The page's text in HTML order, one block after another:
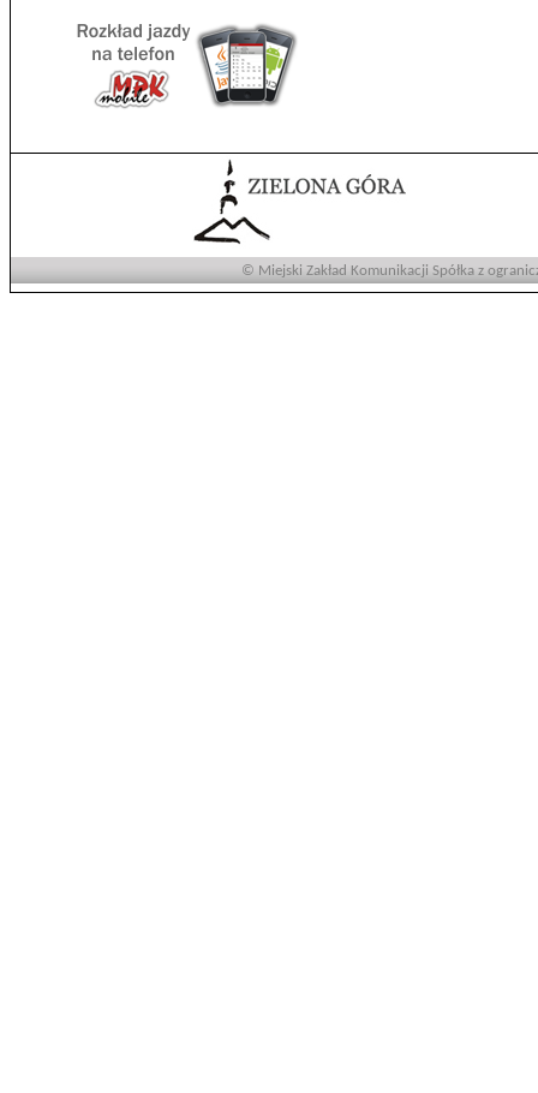
© Miejski Zakład Komunikacji Spółka z